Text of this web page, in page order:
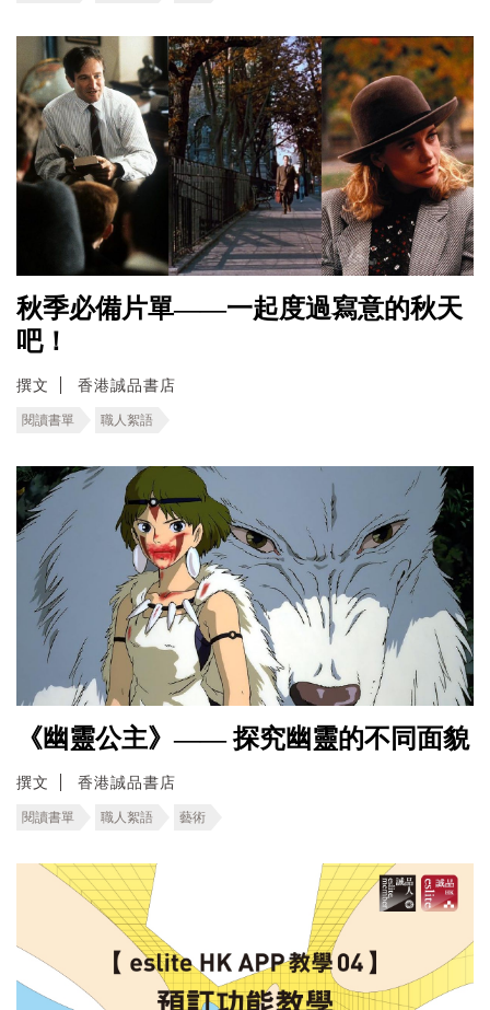
秋季必備片單——一起度過寫意的秋天
吧！
撰文 香港誠品書店
閱讀書單 職人絮語
《幽靈公主》—— 探究幽靈的不同面貌
撰文 香港誠品書店
閱讀書單 職人絮語 藝術